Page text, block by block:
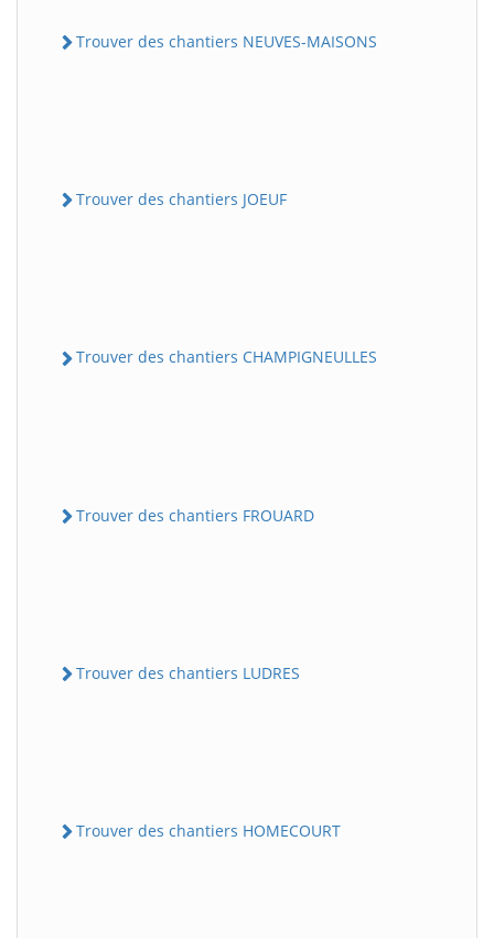
Trouver des chantiers NEUVES-MAISONS
Trouver des chantiers JOEUF
Trouver des chantiers CHAMPIGNEULLES
Trouver des chantiers FROUARD
Trouver des chantiers LUDRES
Trouver des chantiers HOMECOURT